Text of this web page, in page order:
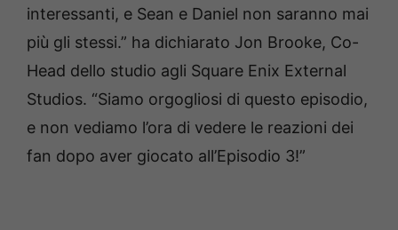
interessanti, e Sean e Daniel non saranno mai
più gli stessi.” ha dichiarato Jon Brooke, Co-
Head dello studio agli Square Enix External
Studios. “Siamo orgogliosi di questo episodio,
e non vediamo l’ora di vedere le reazioni dei
fan dopo aver giocato all’Episodio 3!”